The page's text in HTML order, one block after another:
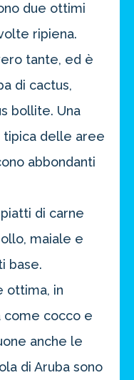
due ottimi
ripiena.
tante, ed è
di cactus,
bollite. Una
delle aree
abbondanti
di carne
maiale e
base.
ottima, in
come cocco e
anche le
di Aruba sono